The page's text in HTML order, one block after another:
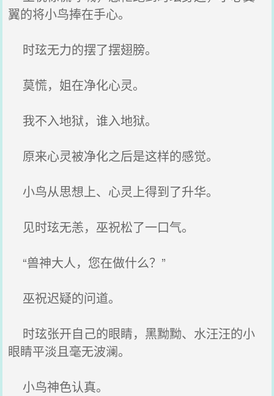
翼的将小鸟捧在手心。
时玹无力的摆了摆翅膀。
莫慌，姐在净化心灵。
我不入地狱，谁入地狱。
原来心灵被净化之后是这样的感觉。
小鸟从思想上、心灵上得到了升华。
见时玹无恙，巫祝松了一口气。
“兽神大人，您在做什么？”
巫祝迟疑的问道。
时玹张开自己的眼睛，黑黝黝、水汪汪的小
眼睛平淡且毫无波澜。
小鸟神色认真。